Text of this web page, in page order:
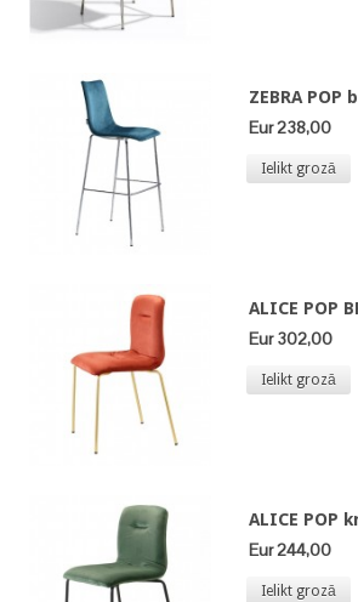
ZEBRA POP
Eur 238,00
Ielikt grozā
ALICE POP
Eur 302,00
Ielikt grozā
ALICE POP
Eur 244,00
Ielikt grozā